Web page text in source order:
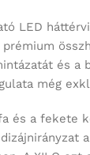
LED
és a
még
és a fekete